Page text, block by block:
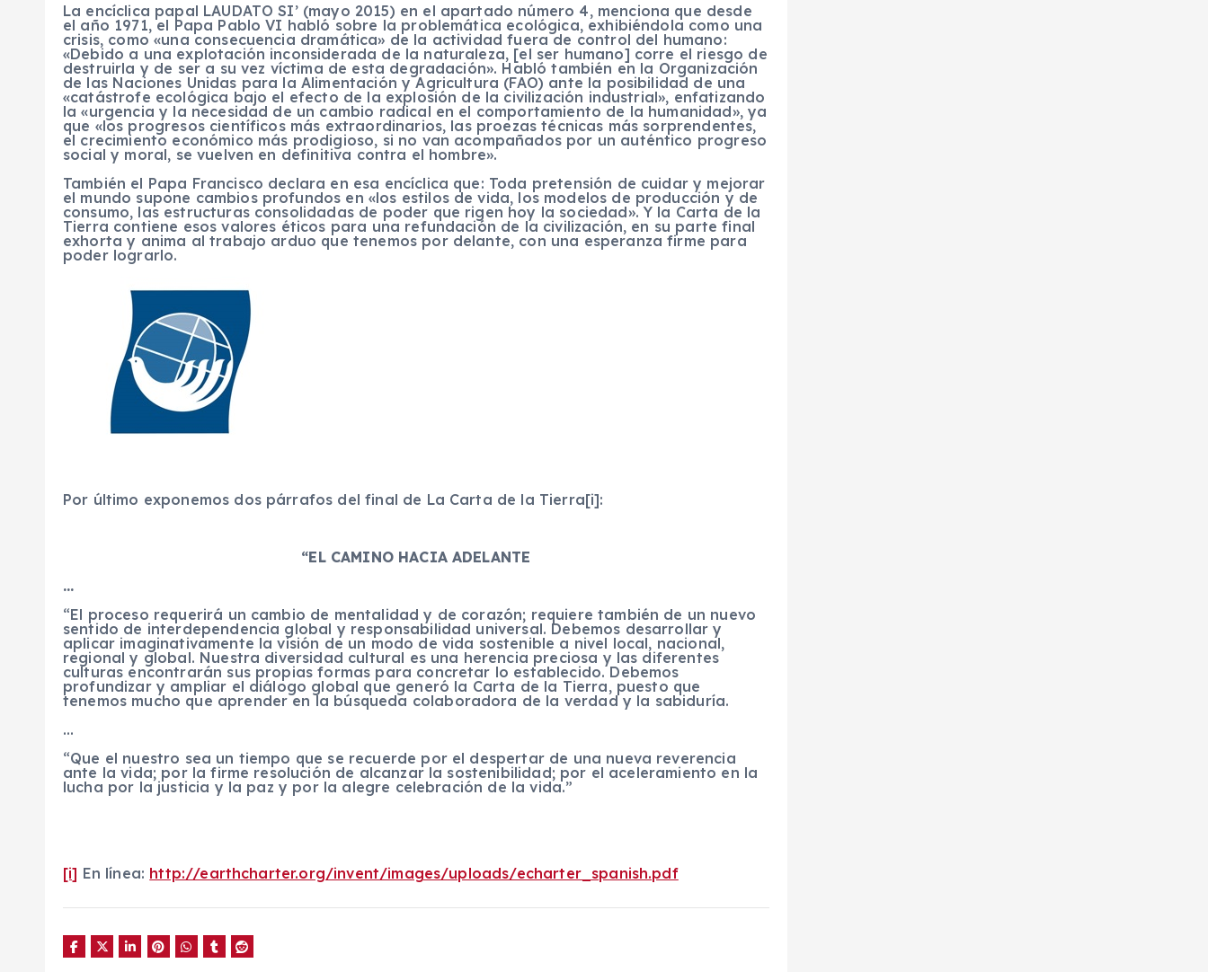
La encíclica papal LAUDATO SI’ (mayo 2015) en el apartado número 4, menciona que desde
el año 1971, el Papa Pablo VI habló sobre la problemáti­ca ecológica, exhibiéndola como una
crisis, como «una consecuencia dramática» de la actividad fuera de control del humano:
«Debido a una explotación inconsiderada de la naturaleza, [el ser humano] corre el riesgo de
destruirla y de ser a su vez víctima de esta degradación». Habló también en la Organización
de las Naciones Unidas para la Alimentación y Agricultura (FAO) ante la posibilidad de una
«catástrofe ecológica bajo el efecto de la explosión de la civi­lización industrial», enfatizando
la «urgencia y la necesidad de un cambio radical en el comporta­miento de la humanidad», ya
que «los progresos científicos más extraordinarios, las proezas técni­cas más sorprendentes,
el crecimiento económico más prodigioso, si no van acompañados por un auténtico progreso
social y moral, se vuelven en definitiva contra el hombre».
También el Papa Francisco declara en esa encíclica que: Toda pretensión de cuidar y mejorar
el mundo supone cambios profundos en «los estilos de vida, los modelos de producción y de
consumo, las estructuras consolidadas de poder que rigen hoy la sociedad». Y la Carta de la
Tierra contiene esos valores éticos para una refundación de la civilización, en su parte final
exhorta y anima al trabajo arduo que tenemos por delante, con una esperanza firme para
poder lograrlo.
Por último exponemos dos párrafos del final de La Carta de la Tierra[i]:
“EL CAMINO HACIA ADELANTE
…
“El proceso requerirá un cambio de mentalidad y de corazón; requiere también de un nuevo
sentido de interdependencia global y responsabilidad universal. Debemos desarrollar y
aplicar imaginativamente la visión de un modo de vida sostenible a nivel local, nacional,
regional y global. Nuestra diversidad cultural es una herencia preciosa y las diferentes
culturas encontrarán sus propias formas para concretar lo establecido. Debemos
profundizar y ampliar el diálogo global que generó la Carta de la Tierra, puesto que
tenemos mucho que aprender en la búsqueda colaboradora de la verdad y la sabiduría.
…
“Que el nuestro sea un tiempo que se recuerde por el despertar de una nueva reverencia
ante la vida; por la firme resolución de alcanzar la sostenibilidad; por el aceleramiento en la
lucha por la justicia y la paz y por la alegre celebración de la vida.”
[i] En línea: http://earthcharter.org/invent/images/uploads/echarter_spanish.pdf